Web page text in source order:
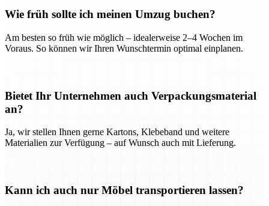
Wie früh sollte ich meinen Umzug buchen?
Am besten so früh wie möglich – idealerweise 2–4 Wochen im
Voraus. So können wir Ihren Wunschtermin optimal einplanen.
Bietet Ihr Unternehmen auch Verpackungsmaterial
an?
Ja, wir stellen Ihnen gerne Kartons, Klebeband und weitere
Materialien zur Verfügung – auf Wunsch auch mit Lieferung.
Kann ich auch nur Möbel transportieren lassen?